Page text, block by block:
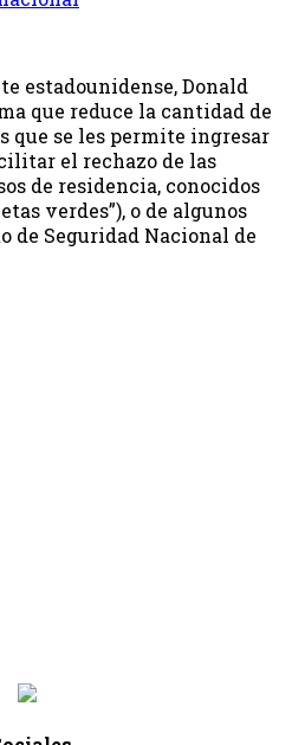
estadounidense, Donald
que reduce la cantidad de
que se les permite ingresar
el rechazo de las
de residencia, conocidos
verdes”), o de algunos
de Seguridad Nacional de